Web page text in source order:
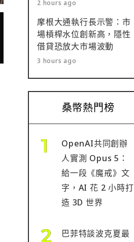
2 hours ago
摩根大通執行長示警：市
場槓桿水位創新高，隱性
借貸恐放大市場波動
3 hours ago
桑幣熱門榜
OpenAI共同創辦
人實測 Opus 5：
給一段《魔戒》文
字，AI 花 2 小時打
造 3D 世界
巴菲特談波克夏最